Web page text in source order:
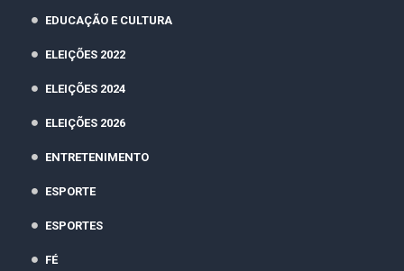
EDUCAÇÃO E CULTURA
ELEIÇÕES 2022
ELEIÇÕES 2024
ELEIÇÕES 2026
ENTRETENIMENTO
ESPORTE
ESPORTES
FÉ